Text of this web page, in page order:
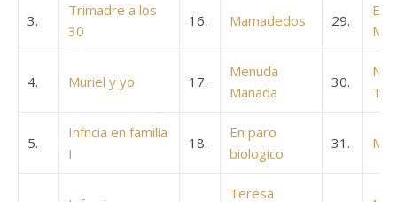
3.
Trimadre a los
30
16. Mamadedos 29.
El
4. Muriel y yo 17.
Menuda
Manada
30.
5.
Infncia en familia
I
18.
En paro
biologico
31.
Teresa